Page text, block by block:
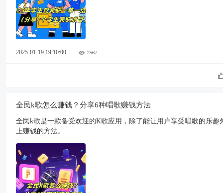
2025-01-19 19:10:00 2567
全民k歌怎么赚钱？分享6种唱歌赚钱方法
全民k歌是一款备受欢迎的K歌应用，除了能让用户享受唱歌的乐
上赚钱的方法。